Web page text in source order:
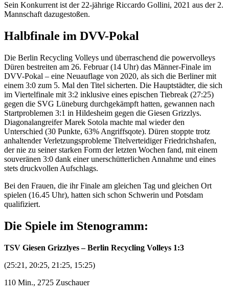
Sein Konkurrent ist der 22-jährige Riccardo Gollini, 2021 aus der 2.
Mannschaft dazugestoßen.
Halbfinale im DVV-Pokal
Die Berlin Recycling Volleys und überraschend die powervolleys
Düren bestreiten am 26. Februar (14 Uhr) das Männer-Finale im
DVV-Pokal – eine Neuauflage von 2020, als sich die Berliner mit
einem 3:0 zum 5. Mal den Titel sicherten. Die Hauptstädter, die sich
im Viertelfinale mit 3:2 inklusive eines epischen Tiebreak (27:25)
gegen die SVG Lüneburg durchgekämpft hatten, gewannen nach
Startproblemen 3:1 in Hildesheim gegen die Giesen Grizzlys.
Diagonalangreifer Marek Sotola machte mal wieder den
Unterschied (30 Punkte, 63% Angriffsqote). Düren stoppte trotz
anhaltender Verletzungsprobleme Titelverteidiger Friedrichshafen,
der nie zu seiner starken Form der letzten Wochen fand, mit einem
souveränen 3:0 dank einer unerschütterlichen Annahme und eines
stets druckvollen Aufschlags.
Bei den Frauen, die ihr Finale am gleichen Tag und gleichen Ort
spielen (16.45 Uhr), hatten sich schon Schwerin und Potsdam
qualifiziert.
Die Spiele im Stenogramm:
TSV Giesen Grizzlyes – Berlin Recycling Volleys 1:3
(25:21, 20:25, 21:25, 15:25)
110 Min., 2725 Zuschauer